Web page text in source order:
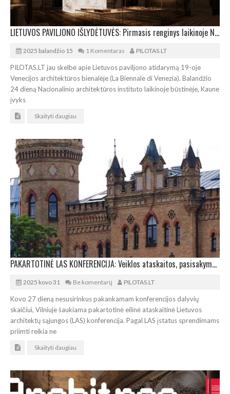
LIETUVOS PAVILJONO IŠLYDĖTUVĖS: Pirmasis renginys laikinoje NAI būstinėje
2025 balandžio 15 1 Komentaras PILOTAS.LT
PILOTAS.LT jau skelbė apie Lietuvos paviljono atidarymą 19-oje
Venecijos architektūros bienalėje (La Biennale di Venezia). Balandžio
24 dieną Nacionalinio architektūros instituto laikinoje būstinėje, Kaune
įvyks
Skaityti daugiau
PAKARTOTINĖ LAS KONFERENCIJA: Veiklos ataskaitos, pasisakymai, architektūrinė ekskursija
2025 kovo 31 Be komentarų PILOTAS.LT
Kovo 27 dieną nesusirinkus pakankamam konferencijos dalyvių
skaičiui, Vilniuje šaukiama pakartotinė eilinė ataskaitinė Lietuvos
architektų sąjungos (LAS) konferencija. Pagal LAS įstatus sprendimams
priimti reikia ne
Skaityti daugiau